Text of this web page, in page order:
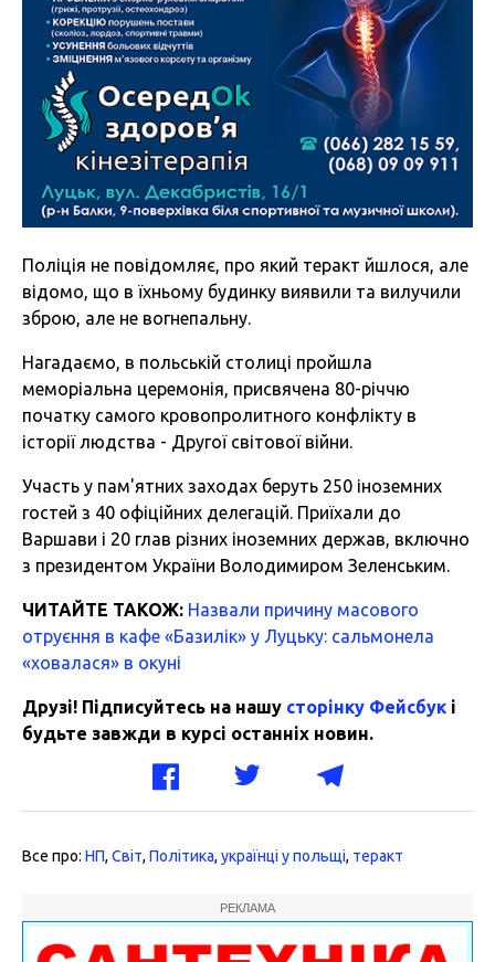
Поліція не повідомляє, про який теракт йшлося, але
відомо, що в їхньому будинку виявили та вилучили
зброю, але не вогнепальну.
Нагадаємо, в польській столиці пройшла
меморіальна церемонія, присвячена 80-річчю
початку самого кровопролитного конфлікту в
історії людства - Другої світової війни.
Участь у пам'ятних заходах беруть 250 іноземних
гостей з 40 офіційних делегацій. Приїхали до
Варшави і 20 глав різних іноземних держав, включно
з президентом України Володимиром Зеленським.
ЧИТАЙТЕ ТАКОЖ: Назвали причину масового
отруєння в кафе «Базилік» у Луцьку: сальмонела
«ховалася» в окуні
Друзі! Підписуйтесь на нашу сторінку Фейсбук і
будьте завжди в курсі останніх новин.
Все про: НП, Світ, Політика, українці у польщі, теракт
РЕКЛАМА